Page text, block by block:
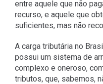
entre aquele que não
recurso, e aquele que
suficientes, mas não
A carga tributária no
possui um sistema de
complexo e oneroso,
tributos, que, sabemos,